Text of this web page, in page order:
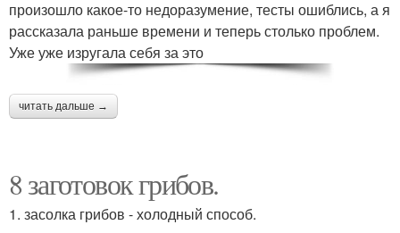
произошло какое-то недоразумение, тесты ошиблись, а я
рассказала раньше времени и теперь столько проблем.
Уже уже изругала себя за это
читать дальше →
8 заготовок грибов.
1. засолка грибов - холодный способ.